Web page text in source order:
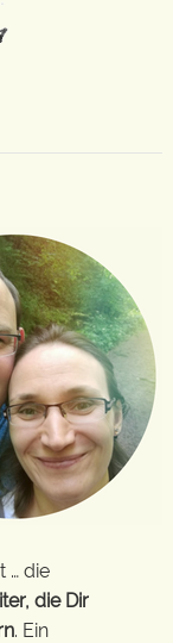
… die
die Dir
. Ein